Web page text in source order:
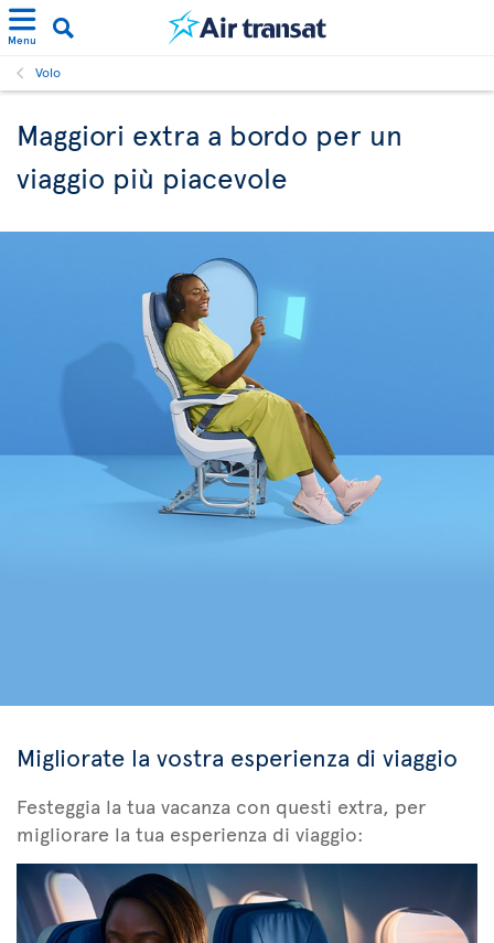
Menu
Volo
Maggiori extra a bordo per un
viaggio più piacevole
Migliorate la vostra esperienza di viaggio
Festeggia la tua vacanza con questi extra, per
migliorare la tua esperienza di viaggio: